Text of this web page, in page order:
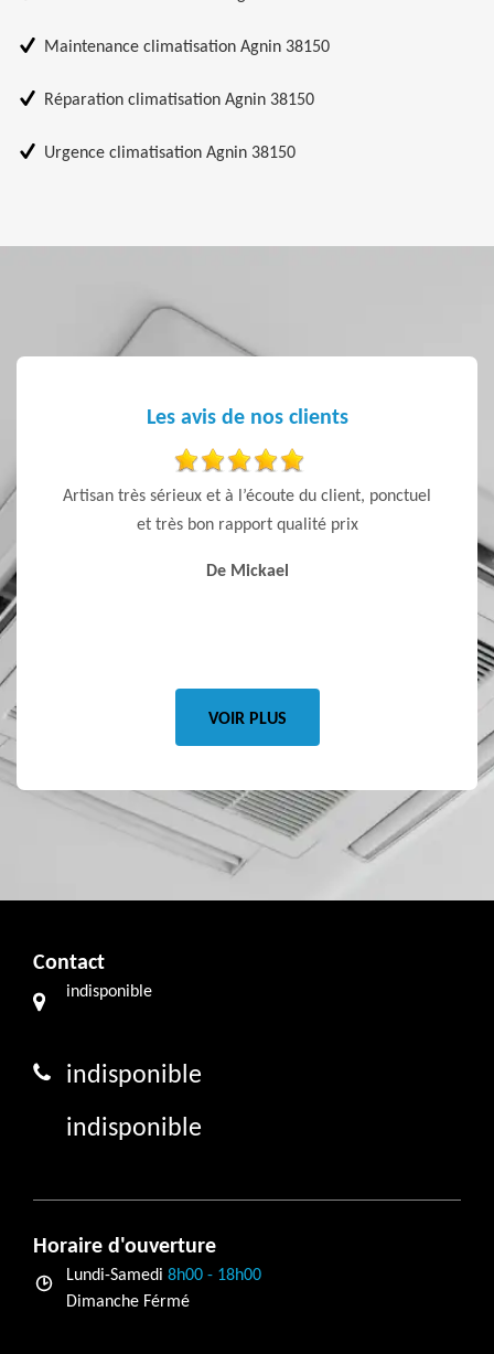
Maintenance climatisation Agnin 38150
Réparation climatisation Agnin 38150
Urgence climatisation Agnin 38150
Les avis de nos clients
Artisan très sérieux et à l’écoute du client, ponctuel
et très bon rapport qualité prix
De Mickael
VOIR PLUS
Contact
indisponible
indisponible
indisponible
Horaire d'ouverture
Lundi-Samedi 8h00 - 18h00
Dimanche Férmé